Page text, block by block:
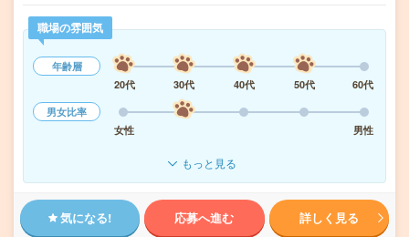
職場の雰囲気
年齢層
20代
30代 40代 50代
60代
男女比率
女性
男性
もっと見る
気になる! 応募へ進む 詳しく見る